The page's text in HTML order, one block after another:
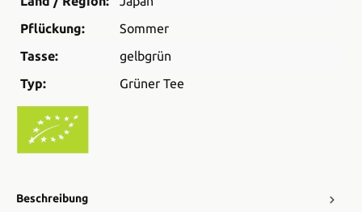
Pflückung:
Sommer
Tasse:
gelbgrün
Typ:
Grüner Tee
Beschreibung